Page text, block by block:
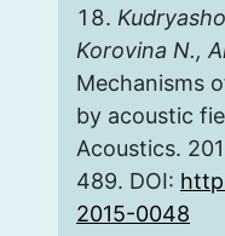
Korovina N.,
Mechanisms
by acoustic
Acoustics.
489. DOI:
2015-0048